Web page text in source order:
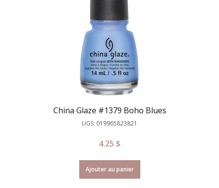
China Glaze #1379 Boho Blues
UGS: 019965823821
4.25 $
Ajouter au panier